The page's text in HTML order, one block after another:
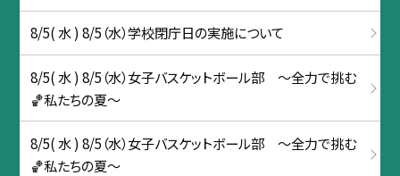
8/5( 水 ) 8/5（水）学校閉庁日の実施について
8/5( 水 ) 8/5（水）女子バスケットボール部 ～全力で挑む
🏀私たちの夏～
8/5( 水 ) 8/5（水）女子バスケットボール部 ～全力で挑む
🏀私たちの夏～